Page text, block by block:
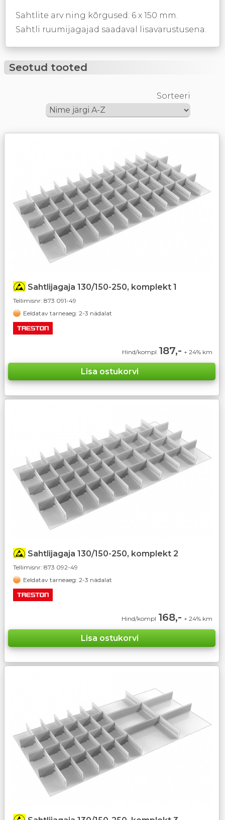
Sahtlite arv ning kõrgused: 6 x 150 mm.
Sahtli ruumijagajad saadaval lisavarustusena.
Seotud tooted
Sorteeri
Sahtlijagaja 130/150-250, komplekt 1
Tellimisnr: 873 091-49
Eeldatav tarneaeg: 2-3 nädalat
Hind/kompl 187,- + 24% km
Sahtlijagaja 130/150-250, komplekt 2
Tellimisnr: 873 092-49
Eeldatav tarneaeg: 2-3 nädalat
Hind/kompl 168,- + 24% km